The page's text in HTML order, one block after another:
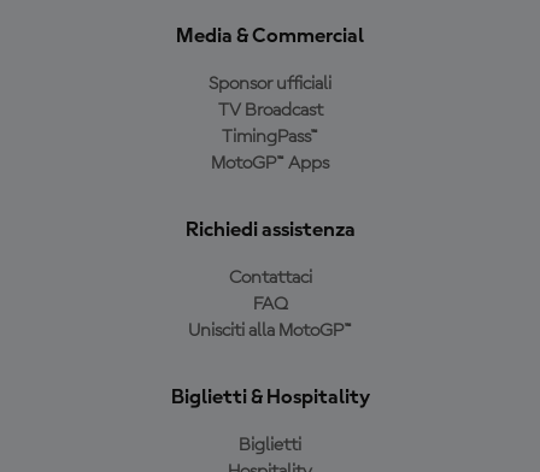
Media & Commercial
Sponsor ufficiali
TV Broadcast
TimingPass™
MotoGP™ Apps
Richiedi assistenza
Contattaci
FAQ
Unisciti alla MotoGP™
Biglietti & Hospitality
Biglietti